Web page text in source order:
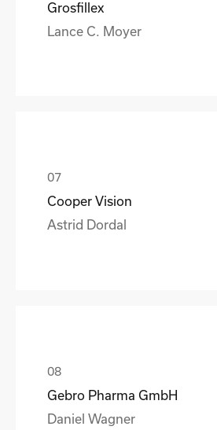
Grosfillex
Lance C. Moyer
Cooper Vision
Astrid Dordal
Gebro Pharma GmbH
Daniel Wagner